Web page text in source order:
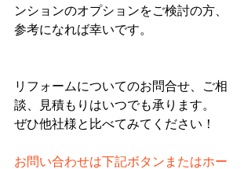
ンションのオプションをご検討の方、
参考になれば幸いです。
リフォームについてのお問合せ、ご相
談、見積もりはいつでも承ります。
ぜひ他社様と比べてみてください！
お問い合わせは下記ボタンまたはホー